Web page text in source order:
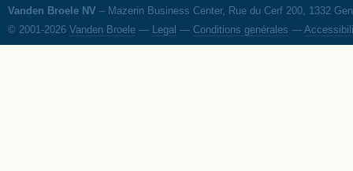
Vanden Broele NV – Mazerin Business Center, Rue du Cerf 200, 1332
© 2001-2026 Vanden Broele — Legal — Conditions genérales —